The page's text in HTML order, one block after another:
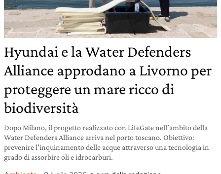
Hyundai e la Water Defenders
Alliance approdano a Livorno per
proteggere un mare ricco di
biodiversità
Dopo Milano, il progetto realizzato con LifeGate nell’ambito della
Water Defenders Alliance arriva nel porto toscano. Obiettivo:
prevenire l’inquinamento delle acque attraverso una tecnologia in
grado di assorbire oli e idrocarburi.